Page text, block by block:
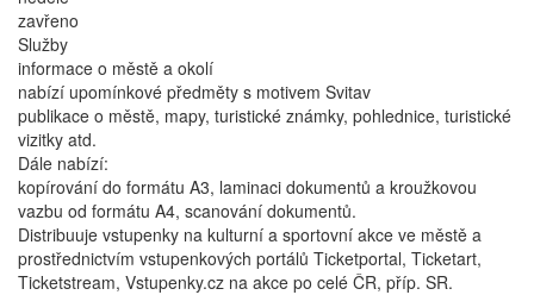
zavřeno
Služby
informace o městě a okolí
nabízí upomínkové předměty s motivem Svitav
publikace o městě, mapy, turistické známky, pohlednice, turistické
vizitky atd.
Dále nabízí:
kopírování do formátu A3, laminaci dokumentů a kroužkovou
vazbu od formátu A4, scanování dokumentů.
Distribuuje vstupenky na kulturní a sportovní akce ve městě a
prostřednictvím vstupenkových portálů Ticketportal, Ticketart,
Ticketstream, Vstupenky.cz na akce po celé ČR, příp. SR.